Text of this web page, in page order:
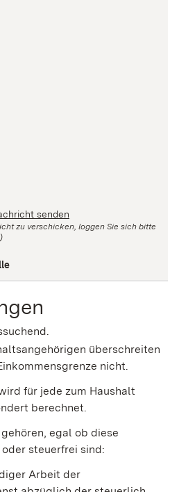
senden
zu verschicken, loggen Sie sich bitte
überschreiten
nicht.
für jede zum Haushalt
berechnet.
egal ob diese
steuerfrei sind:
Arbeit der